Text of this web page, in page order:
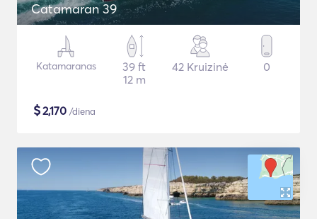
Catamaran 39
Katamaranas
39 ft
12 m
42 Kruizinė 0
$2,170 /diena